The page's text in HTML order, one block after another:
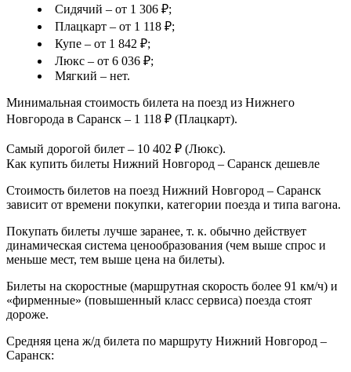
Сидячий – от 1 306 ₽;
Плацкарт – от 1 118 ₽;
Купе – от 1 842 ₽;
Люкс – от 6 036 ₽;
Мягкий – нет.
Минимальная стоимость билета на поезд из Нижнего
Новгорода в Саранск – 1 118 ₽ (Плацкарт).
Самый дорогой билет – 10 402 ₽ (Люкс).
Как купить билеты Нижний Новгород – Саранск дешевле
Стоимость билетов на поезд Нижний Новгород – Саранск
зависит от времени покупки, категории поезда и типа вагона.
Покупать билеты лучше заранее, т. к. обычно действует
динамическая система ценообразования (чем выше спрос и
меньше мест, тем выше цена на билеты).
Билеты на скоростные (маршрутная скорость более 91 км/ч) и
«фирменные» (повышенный класс сервиса) поезда стоят
дороже.
Средняя цена ж/д билета по маршруту Нижний Новгород –
Саранск: